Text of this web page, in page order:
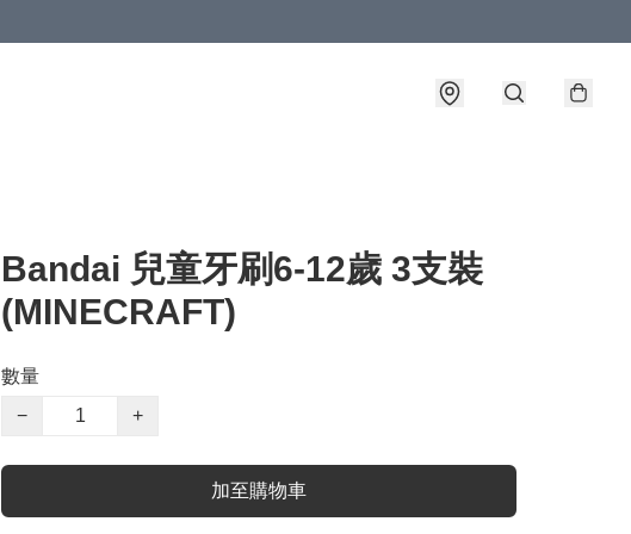
Bandai 兒童牙刷6-12歲 3支裝
(MINECRAFT)
數量
−
+
加至購物車